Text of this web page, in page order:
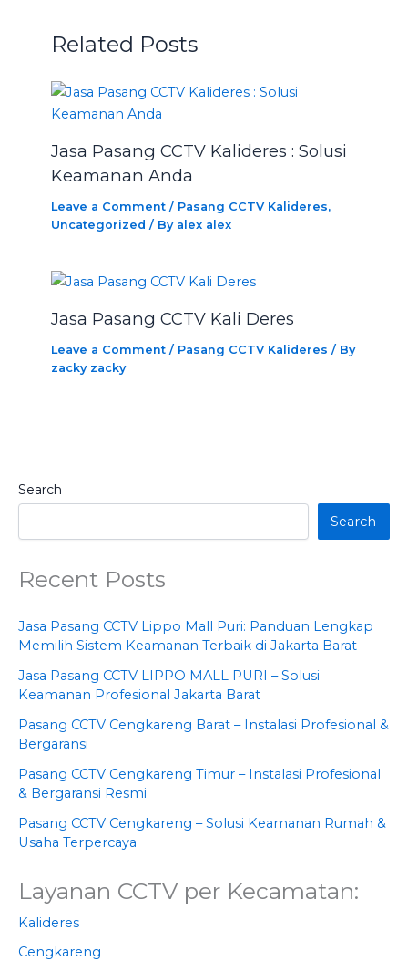
Related Posts
Jasa Pasang CCTV Kalideres : Solusi
Keamanan Anda
Leave a Comment / Pasang CCTV Kalideres,
Uncategorized / By alex alex
Jasa Pasang CCTV Kali Deres
Leave a Comment / Pasang CCTV Kalideres / By
zacky zacky
Search
Search
Recent Posts
Jasa Pasang CCTV Lippo Mall Puri: Panduan Lengkap
Memilih Sistem Keamanan Terbaik di Jakarta Barat
Jasa Pasang CCTV LIPPO MALL PURI – Solusi
Keamanan Profesional Jakarta Barat
Pasang CCTV Cengkareng Barat – Instalasi Profesional &
Bergaransi
Pasang CCTV Cengkareng Timur – Instalasi Profesional
& Bergaransi Resmi
Pasang CCTV Cengkareng – Solusi Keamanan Rumah &
Usaha Terpercaya
Layanan CCTV per Kecamatan:
Kalideres
Cengkareng